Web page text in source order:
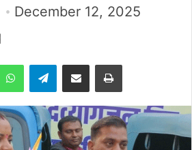
December 12, 2025
WhatsAppTelegramShare via Email Print